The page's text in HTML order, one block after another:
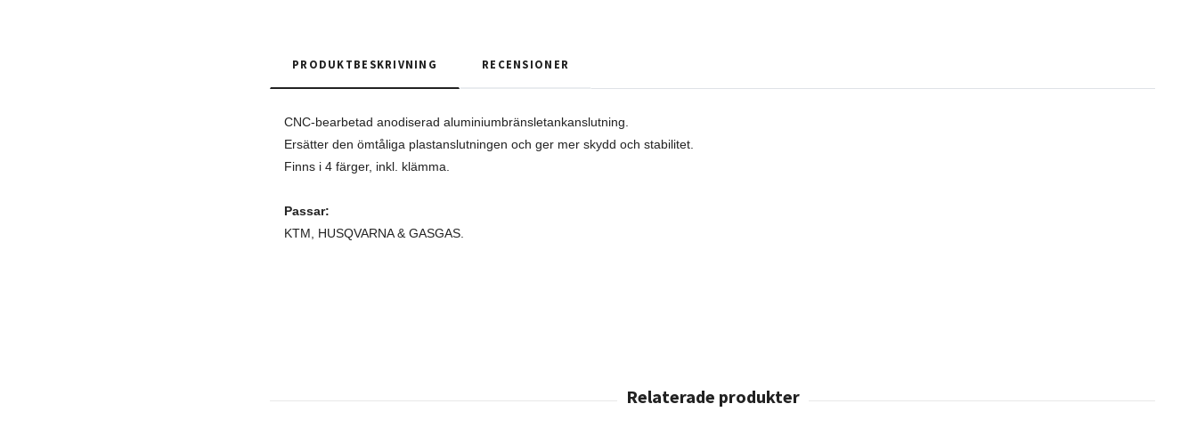
PRODUKTBESKRIVNING RECENSIONER
CNC-bearbetad anodiserad aluminiumbränsletankanslutning.
Ersätter den ömtåliga plastanslutningen och ger mer skydd och stabilitet.
Finns i 4 färger, inkl. klämma.
Passar:
KTM, HUSQVARNA & GASGAS.